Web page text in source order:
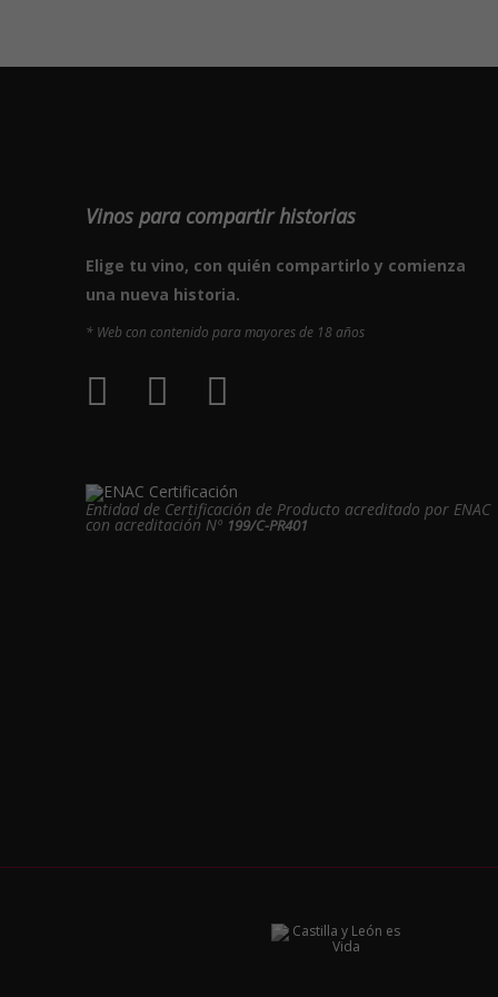
Vinos para compartir historias
Elige tu vino, con quién compartirlo y comienza
una nueva historia.
* Web con contenido para mayores de 18 años
Entidad de Certificación de Producto acreditado por ENAC
con acreditación Nº 199/C-PR401